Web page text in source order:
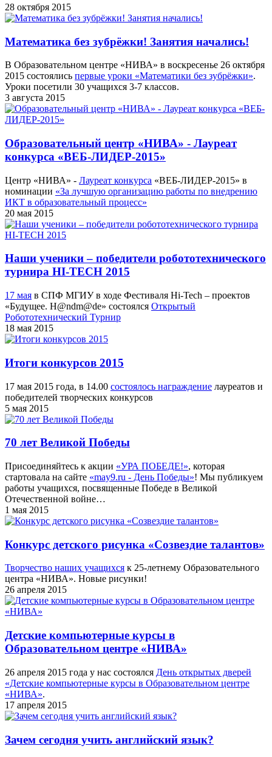
28 октября 2015
Математика без зубрёжки! Занятия начались!
В Образовательном центре «НИВА» в воскресенье 26 октября
2015 состоялись первые уроки «Математики без зубрёжки».
Уроки посетили 30 учащихся 3-7 классов.
3 августа 2015
Образовательный центр «НИВА» - Лауреат
конкурса «ВЕБ-ЛИДЕР-2015»
Центр «НИВА» - Лауреат конкурса «ВЕБ-ЛИДЕР-2015» в
номинации «За лучшую организацию работы по внедрению
ИКТ в образовательный процесс»
20 мая 2015
Наши ученики – победители робототехнического
турнира HI-TECH 2015
17 мая в СПФ МГИУ в ходе Фестиваля Hi-Tech – проектов
«Будущее. H@ndm@de» состоялся Открытый
Робототехнический Турнир
18 мая 2015
Итоги конкурсов 2015
17 мая 2015 года, в 14.00 состоялось награждение лауреатов и
победителей творческих конкурсов
5 мая 2015
70 лет Великой Победы
Присоединяйтесь к акции «УРА ПОБЕДЕ!», которая
стартовала на сайте «may9.ru - День Победы»! Мы публикуем
работы учащихся, посвященные Победе в Великой
Отечественной войне…
1 мая 2015
Конкурс детского рисунка «Созвездие талантов»
Творчество наших учащихся к 25-летнему Образовательного
центра «НИВА». Новые рисунки!
26 апреля 2015
Детские компьютерные курсы в
Образовательном центре «НИВА»
26 апреля 2015 года у нас состоялся День открытых дверей
«Детские компьютерные курсы в Образовательном центре
«НИВА».
17 апреля 2015
Зачем сегодня учить английский язык?